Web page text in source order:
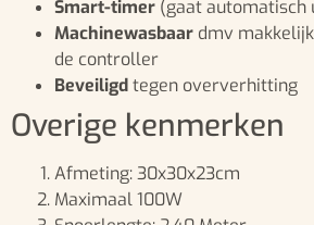
Smart-timer (gaat automatisch
Machinewasbaar dmv
de controller
Beveiligdtegen oververhitting
Overige kenmerken
Afmeting: 30x30x23cm
Maximaal 100W